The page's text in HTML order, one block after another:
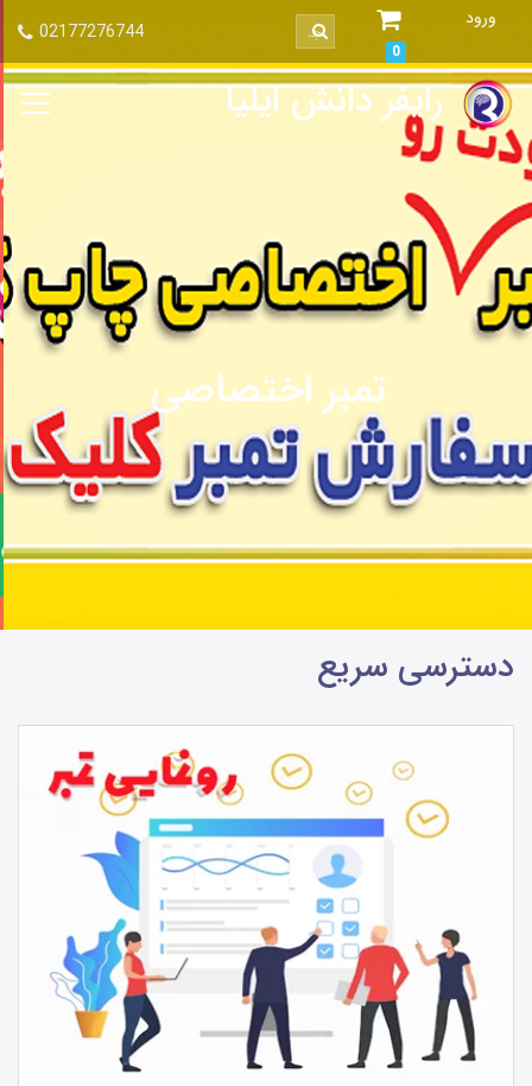
ورود
0
02177276744
رایفر دانش ایلیا
اشتراک تمبر
دسترسی سریع